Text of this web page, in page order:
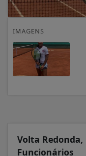
IMAGENS
Volta Redonda,
Funcionários